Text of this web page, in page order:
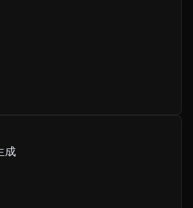
成